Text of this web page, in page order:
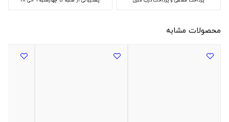
محصولات مشابه